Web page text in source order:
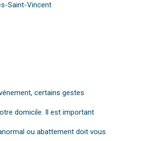
Saint-Vincent
certains gestes
domicile. Il est important
ou abattement doit vous